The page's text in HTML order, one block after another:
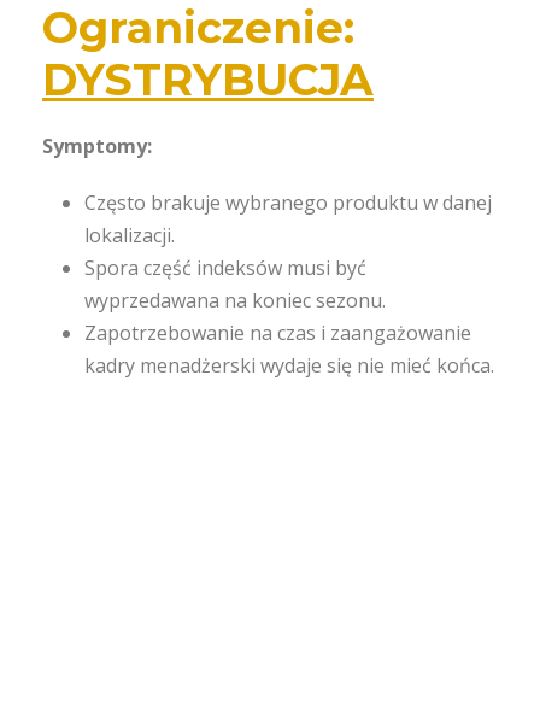
Ograniczenie:
DYSTRYBUCJA
Symptomy:
Często brakuje wybranego produktu w danej
lokalizacji.
Spora część indeksów musi być
wyprzedawana na koniec sezonu.
Zapotrzebowanie na czas i zaangażowanie
kadry menadżerski wydaje się nie mieć końca.